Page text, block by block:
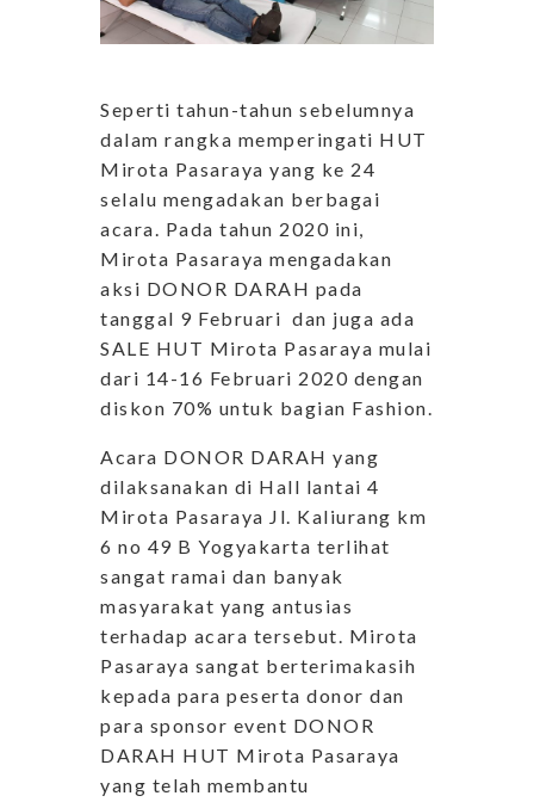
Seperti tahun-tahun sebelumnya
dalam rangka memperingati HUT
Mirota Pasaraya yang ke 24
selalu mengadakan berbagai
acara. Pada tahun 2020 ini,
Mirota Pasaraya mengadakan
aksi DONOR DARAH pada
tanggal 9 Februari dan juga ada
SALE HUT Mirota Pasaraya mulai
dari 14-16 Februari 2020 dengan
diskon 70% untuk bagian Fashion.
Acara DONOR DARAH yang
dilaksanakan di Hall lantai 4
Mirota Pasaraya Jl. Kaliurang km
6 no 49 B Yogyakarta terlihat
sangat ramai dan banyak
masyarakat yang antusias
terhadap acara tersebut. Mirota
Pasaraya sangat berterimakasih
kepada para peserta donor dan
para sponsor event DONOR
DARAH HUT Mirota Pasaraya
yang telah membantu